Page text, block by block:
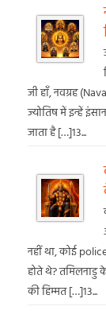
जी हाँ, नवग्रह
ज्योतिष में इन्हें
जाता है […]13...
नहीं था, कोई
होते थे? तमिलनाडु
की हिम्मत […]13...